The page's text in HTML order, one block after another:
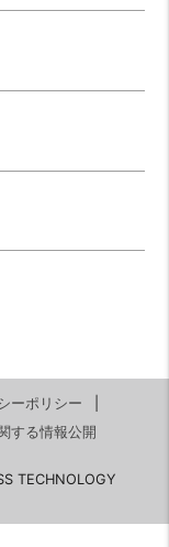
ーポリシー
する情報公開
TECHNOLOGY